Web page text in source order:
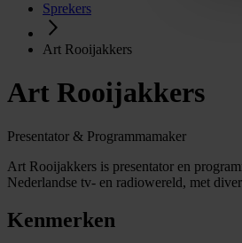
Sprekers
Art Rooijakkers
Art Rooijakkers
Presentator & Programmamaker
Art Rooijakkers is presentator en
Nederlandse tv- en radiowereld, met
Kenmerken